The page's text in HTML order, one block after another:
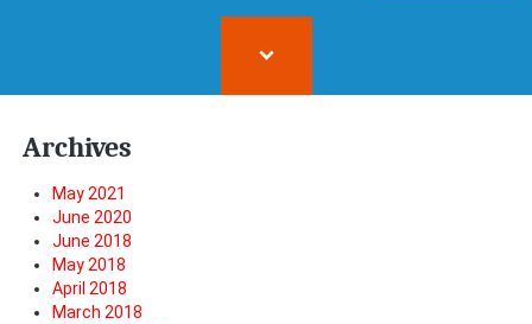
Archives
May 2021
June 2020
June 2018
May 2018
April 2018
March 2018